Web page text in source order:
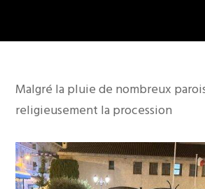
Malgré la pluie de nombreux
religieusement la procession